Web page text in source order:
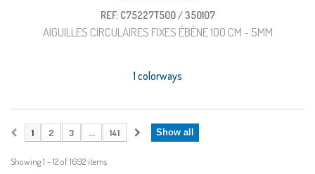
REF: C75227T500 / 350107
AIGUILLES CIRCULAIRES FIXES ÉBÈNE 100 CM - 5MM
1 colorways
Show all
1 2 3 ... 141
Showing 1 - 12 of 1692 items